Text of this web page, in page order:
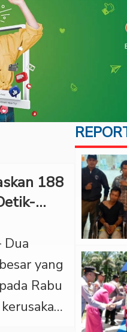
188
Dua
yang
Rabu